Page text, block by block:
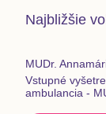
Najbližšie
MUDr.
Vstupné
ambulancia -